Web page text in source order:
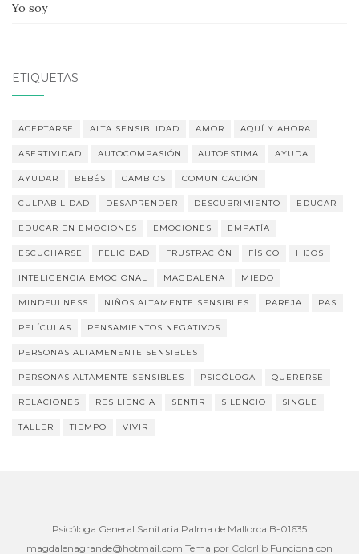
Yo soy
ETIQUETAS
ACEPTARSE ALTA SENSIBLIDAD AMOR AQUÍ Y AHORA
ASERTIVIDAD AUTOCOMPASIÓN AUTOESTIMA AYUDA
AYUDAR BEBÉS CAMBIOS COMUNICACIÓN
CULPABILIDAD DESAPRENDER DESCUBRIMIENTO EDUCAR
EDUCAR EN EMOCIONES EMOCIONES EMPATÍA
ESCUCHARSE FELICIDAD FRUSTRACIÓN FÍSICO HIJOS
INTELIGENCIA EMOCIONAL MAGDALENA MIEDO
MINDFULNESS NIÑOS ALTAMENTE SENSIBLES PAREJA PAS
PELÍCULAS PENSAMIENTOS NEGATIVOS
PERSONAS ALTAMENENTE SENSIBLES
PERSONAS ALTAMENTE SENSIBLES PSICÓLOGA QUERERSE
RELACIONES RESILIENCIA SENTIR SILENCIO SINGLE
TALLER TIEMPO VIVIR
Psicóloga General Sanitaria Palma de Mallorca B-01635
magdalenagrande@hotmail.com Tema por Colorlib Funciona con